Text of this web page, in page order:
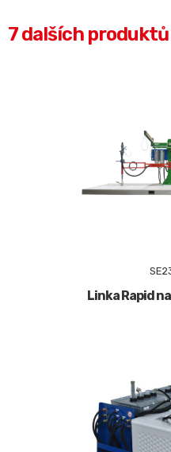
7 dalších
Linka Rapid